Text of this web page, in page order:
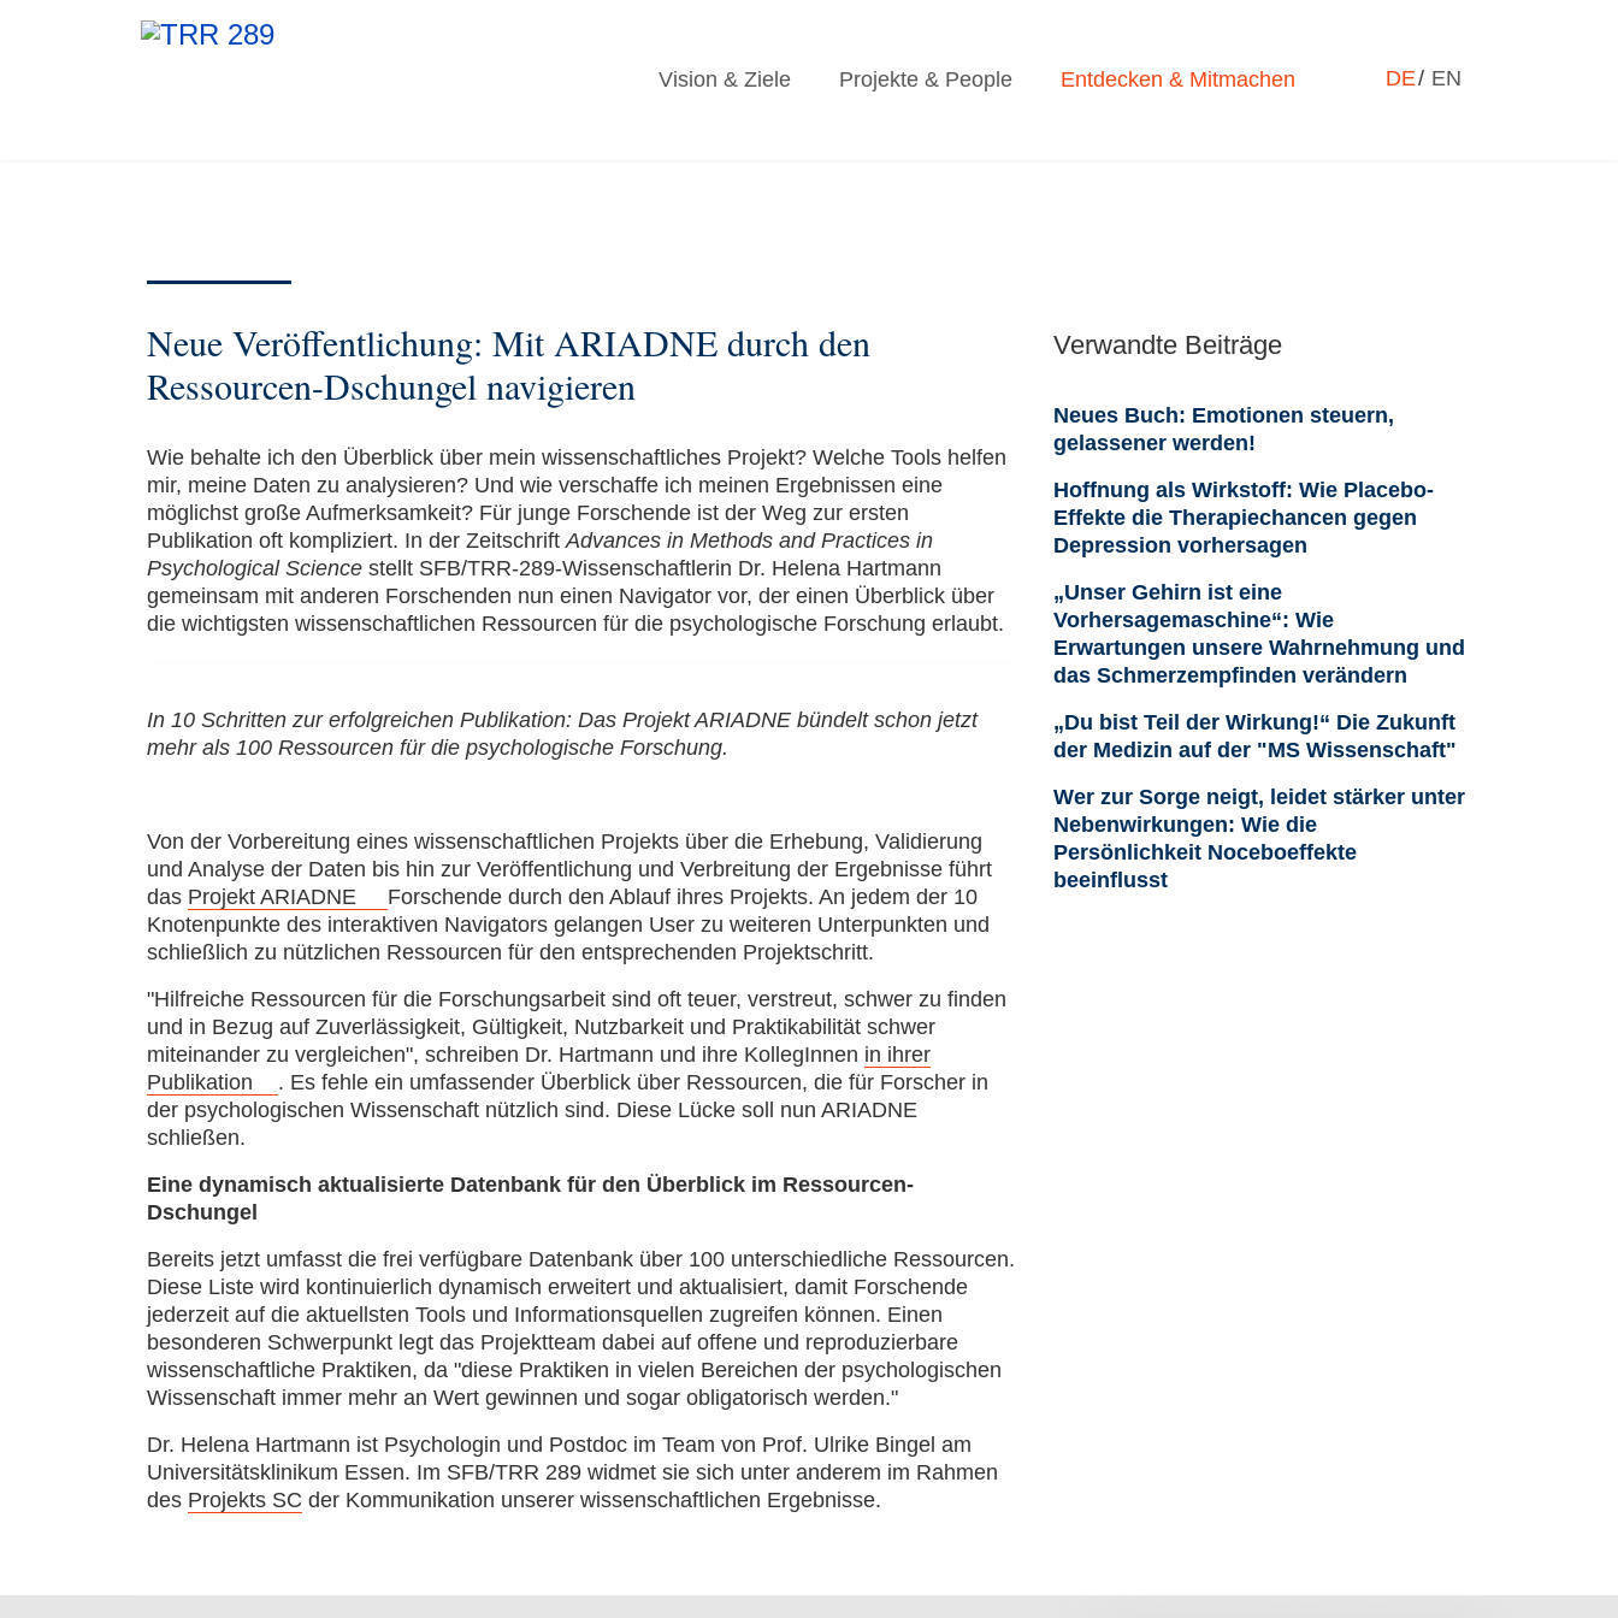
Vision & Ziele Projekte & People Entdecken & Mitmachen DE EN
Neue Veröffentlichung: Mit ARIADNE durch den
Ressourcen-Dschungel navigieren
Wie behalte ich den Überblick über mein wissenschaftliches Projekt? Welche Tools helfen
mir, meine Daten zu analysieren? Und wie verschaffe ich meinen Ergebnissen eine
möglichst große Aufmerksamkeit? Für junge Forschende ist der Weg zur ersten
Publikation oft kompliziert. In der ZeitschriftAdvances in Methods and Practices in
Psychological Science stellt SFB/TRR-289-Wissenschaftlerin Dr. Helena Hartmann
gemeinsam mit anderen Forschenden nun einen Navigator vor, der einen Überblick über
die wichtigsten wissenschaftlichen Ressourcen für die psychologische Forschung erlaubt.
In 10 Schritten zur erfolgreichen Publikation: Das Projekt ARIADNE bündelt schon jetzt
mehr als 100 Ressourcen für die psychologische Forschung.
Von der Vorbereitung eines wissenschaftlichen Projekts über die Erhebung, Validierung
und Analyse der Daten bis hin zur Veröffentlichung und Verbreitung der Ergebnisse führt
das Projekt ARIADNE
Forschende durch den Ablauf ihres Projekts. An jedem der 10
Knotenpunkte des interaktiven Navigators gelangen User zu weiteren Unterpunkten und
schließlich zu nützlichen Ressourcen für den entsprechenden Projektschritt.
"Hilfreiche Ressourcen für die Forschungsarbeit sind oft teuer, verstreut, schwer zu finden
und in Bezug auf Zuverlässigkeit, Gültigkeit, Nutzbarkeit und Praktikabilität schwer
miteinander zu vergleichen", schreiben Dr. Hartmann und ihre KollegInnen in ihrer
Publikation
. Es fehle ein umfassender Überblick über Ressourcen, die für Forscher in
der psychologischen Wissenschaft nützlich sind. Diese Lücke soll nun ARIADNE
schließen.
Eine dynamisch aktualisierte Datenbank für den Überblick im Ressourcen-
Dschungel
Bereits jetzt umfasst die frei verfügbare Datenbank über 100 unterschiedliche Ressourcen.
Diese Liste wird kontinuierlich dynamisch erweitert und aktualisiert, damit Forschende
jederzeit auf die aktuellsten Tools und Informationsquellen zugreifen können. Einen
besonderen Schwerpunkt legt das Projektteam dabei auf offene und reproduzierbare
wissenschaftliche Praktiken, da "diese Praktiken in vielen Bereichen der psychologischen
Wissenschaft immer mehr an Wert gewinnen und sogar obligatorisch werden."
Dr. Helena Hartmann ist Psychologin und Postdoc im Team von Prof. Ulrike Bingel am
Universitätsklinikum Essen. Im SFB/TRR 289 widmet sie sich unter anderem im Rahmen
des Projekts SC der Kommunikation unserer wissenschaftlichen Ergebnisse.
Verwandte Beiträge
Neues Buch: Emotionen steuern,
gelassener werden!
Hoffnung als Wirkstoff: Wie Placebo-
Effekte die Therapiechancen gegen
Depression vorhersagen
„Unser Gehirn ist eine
Vorhersagemaschine“: Wie
Erwartungen unsere Wahrnehmung und
das Schmerzempfinden verändern
„Du bist Teil der Wirkung!“ Die Zukunft
der Medizin auf der "MS Wissenschaft"
Wer zur Sorge neigt, leidet stärker unter
Nebenwirkungen: Wie die
Persönlichkeit Noceboeffekte
beeinflusst